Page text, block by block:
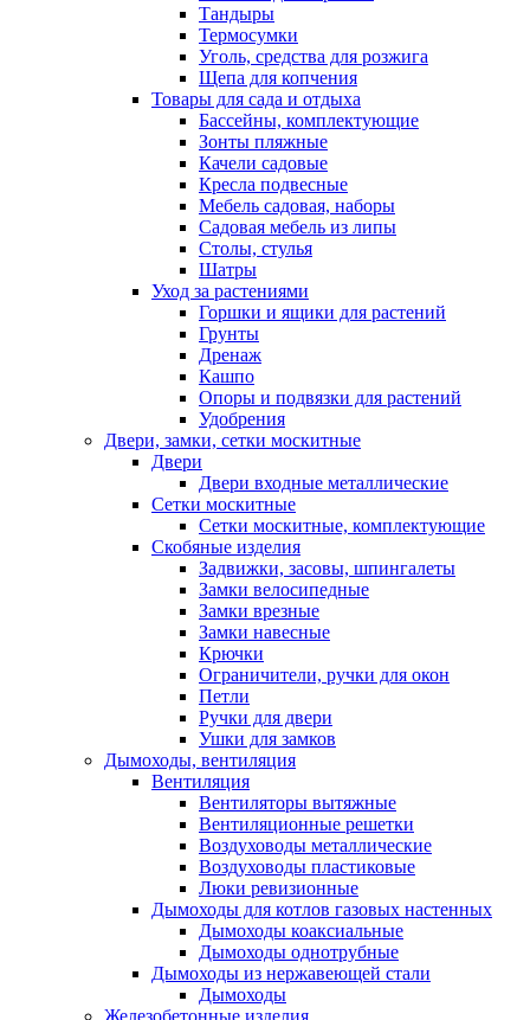
Тандыры
Термосумки
Уголь, средства для розжига
Щепа для копчения
Товары для сада и отдыха
Бассейны, комплектующие
Зонты пляжные
Качели садовые
Кресла подвесные
Мебель садовая, наборы
Садовая мебель из липы
Столы, стулья
Шатры
Уход за растениями
Горшки и ящики для растений
Грунты
Дренаж
Кашпо
Опоры и подвязки для растений
Удобрения
Двери, замки, сетки москитные
Двери
Двери входные металлические
Сетки москитные
Сетки москитные, комплектующие
Скобяные изделия
Задвижки, засовы, шпингалеты
Замки велосипедные
Замки врезные
Замки навесные
Крючки
Ограничители, ручки для окон
Петли
Ручки для двери
Ушки для замков
Дымоходы, вентиляция
Вентиляция
Вентиляторы вытяжные
Вентиляционные решетки
Воздуховоды металлические
Воздуховоды пластиковые
Люки ревизионные
Дымоходы для котлов газовых настенных
Дымоходы коаксиальные
Дымоходы однотрубные
Дымоходы из нержавеющей стали
Дымоходы
Железобетонные изделия